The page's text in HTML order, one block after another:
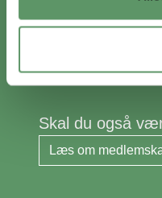
samarbejder og
partnerskab
investorer og
Skal du også
Læs om